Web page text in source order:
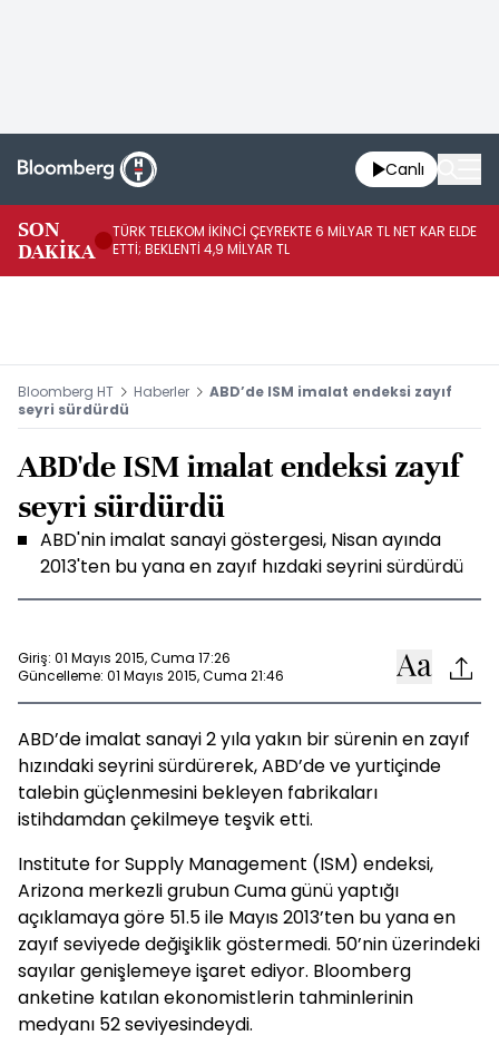
Canlı
SON
DAKİKA
TÜRK TELEKOM İKİNCİ ÇEYREKTE 6 MİLYAR TL NET KAR ELDE
ETTİ; BEKLENTİ 4,9 MİLYAR TL
Bloomberg HT Haberler
ABD’de ISM imalat endeksi zayıf
seyri sürdürdü
ABD'de ISM imalat endeksi zayıf
seyri sürdürdü
ABD'nin imalat sanayi göstergesi, Nisan ayında
2013'ten bu yana en zayıf hızdaki seyrini sürdürdü
Giriş: 01 Mayıs 2015, Cuma 17:26
Güncelleme: 01 Mayıs 2015, Cuma 21:46
ABD’de imalat sanayi 2 yıla yakın bir sürenin en zayıf
hızındaki seyrini sürdürerek, ABD’de ve yurtiçinde
talebin güçlenmesini bekleyen fabrikaları
istihdamdan çekilmeye teşvik etti.
Institute for Supply Management (ISM) endeksi,
Arizona merkezli grubun Cuma günü yaptığı
açıklamaya göre 51.5 ile Mayıs 2013’ten bu yana en
zayıf seviyede değişiklik göstermedi. 50’nin üzerindeki
sayılar genişlemeye işaret ediyor. Bloomberg
anketine katılan ekonomistlerin tahminlerinin
medyanı 52 seviyesindeydi.